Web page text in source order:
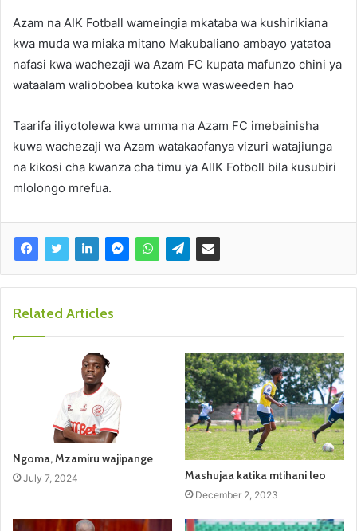
Azam na AIK Fotball wameingia mkataba wa kushirikiana
kwa muda wa miaka mitano Makubaliano ambayo yatatoa
nafasi kwa wachezaji wa Azam FC kupata mafunzo chini ya
wataalam waliobobea kutoka kwa wasweeden hao
Taarifa iliyotolewa kwa umma na Azam FC imebainisha
kuwa wachezaji wa Azam watakaofanya vizuri watajiunga
na kikosi cha kwanza cha timu ya AlIK Fotboll bila kusubiri
mlolongo mrefua.
Related Articles
Ngoma, Mzamiru wajipange
July 7, 2024 Mashujaa katika mtihani leo
December 2, 2023